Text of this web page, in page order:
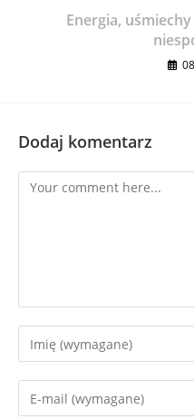
Energia,
Dodaj komentarz